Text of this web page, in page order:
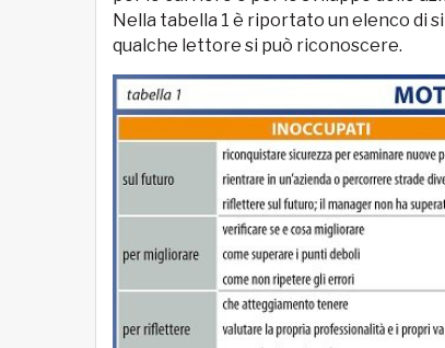
Nella tabella 1 è riportato un elenco di
qualche lettore si può riconoscere.